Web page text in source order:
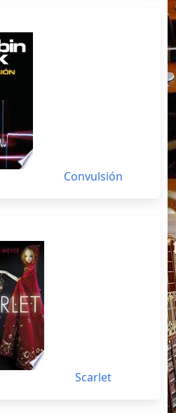
Convulsión
Scarlet